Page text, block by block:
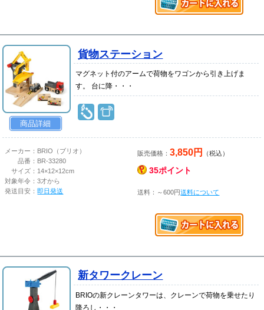
商品詳細
貨物ステーション
マグネット付のアームで荷物をワゴンから引き上げま
す。 台に降・・・
メーカー： BRIO（ブリオ）
品番： BR-33280
サイズ： 14×12×12cm
対象年令：3才から
発送目安：即日発送
販売価格：3,850円 （税込）
35ポイント
送料：～600円送料について
新タワークレーン
BRIOの新クレーンタワーは、クレーンで荷物を乗せたり
降ろし・・・